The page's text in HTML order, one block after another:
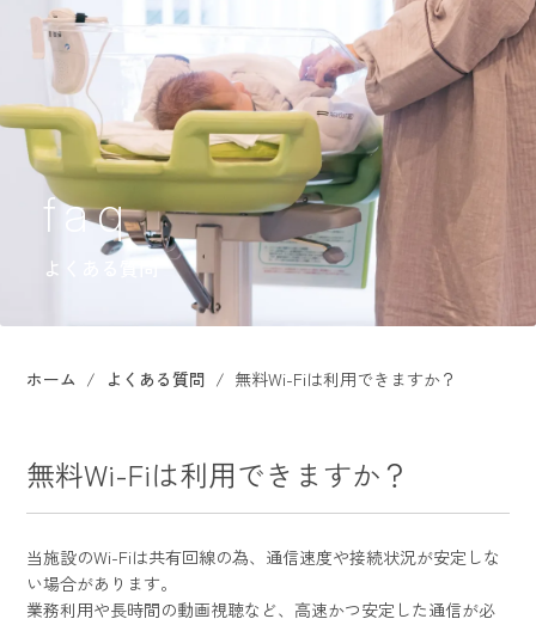
よくある質問
ホーム よくある質問 無料Wi-Fiは利用できますか？
無料Wi-Fiは利用できますか？
当施設のWi-Fiは共有回線の為、通信速度や接続状況が安定しな
い場合があります。
業務利用や長時間の動画視聴など、高速かつ安定した通信が必